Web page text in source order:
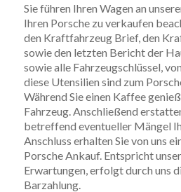
Sie führen Ihren Wagen an
Ihren Porsche zu verkaufen
den Kraftfahrzeug Brief, den
sowie den letzten Bericht der
sowie alle Fahrzeugschlüssel,
diese Utensilien sind zum
Während Sie einen Kaffee
Fahrzeug. Anschließend
betreffend eventueller Mängel
Anschluss erhalten Sie von uns
Porsche Ankauf. Entspricht
Erwartungen, erfolgt durch uns
Barzahlung.